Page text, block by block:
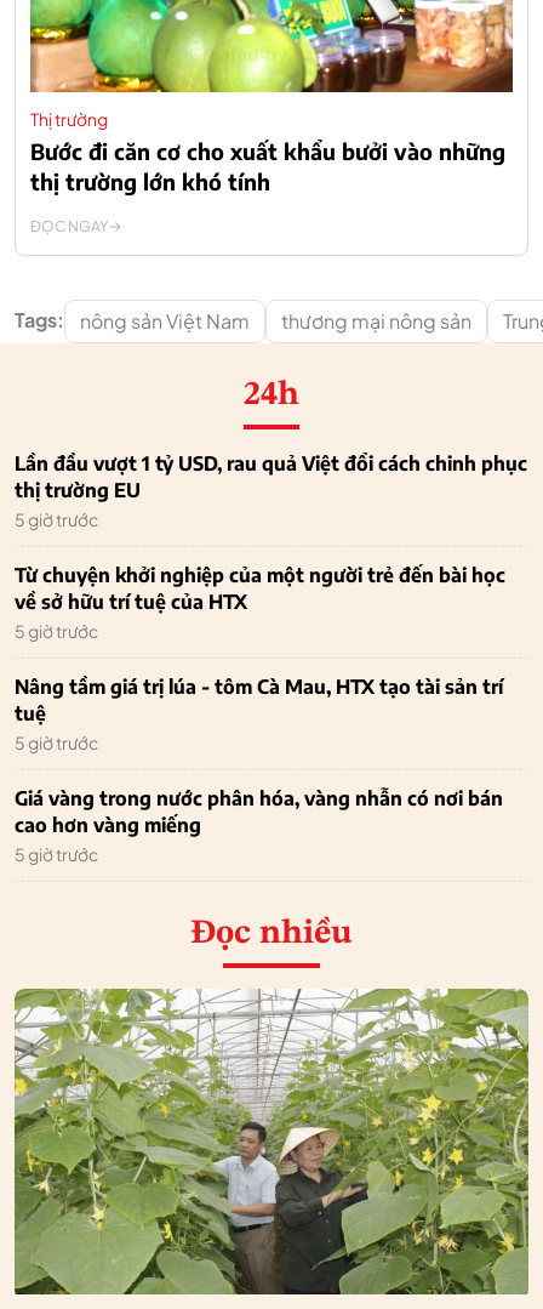
Thị trường
Bước đi căn cơ cho xuất khẩu bưởi vào những
thị trường lớn khó tính
ĐỌC NGAY
Tags: nông sản Việt Nam thương mại nông sản
24h
Lần đầu vượt 1 tỷ USD, rau quả Việt đổi cách chinh phục
thị trường EU
5 giờ trước
Từ chuyện khởi nghiệp của một người trẻ đến bài học
về sở hữu trí tuệ của HTX
5 giờ trước
Nâng tầm giá trị lúa - tôm Cà Mau, HTX tạo tài sản trí
tuệ
5 giờ trước
Giá vàng trong nước phân hóa, vàng nhẫn có nơi bán
cao hơn vàng miếng
5 giờ trước
Đọc nhiều